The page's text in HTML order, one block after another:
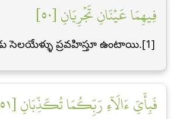
فِيهِمَا عَيۡنَانِ تَجۡرِيَانِ [٥٠]
సెలయేళ్ళు ప్రవహిస్తూ ఉంటాయి.[1]
فَبِأَيِّ ءَالَآءِ رَبِّكُمَا تُكَذِّبَانِ [٥١]